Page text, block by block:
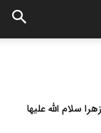
سلام الله علیها